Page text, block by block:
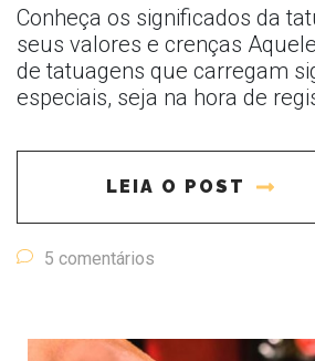
Conheça os significados da
seus valores e crenças
de tatuagens que carregam
especiais, seja na hora de
LEIA O POST
5 comentários